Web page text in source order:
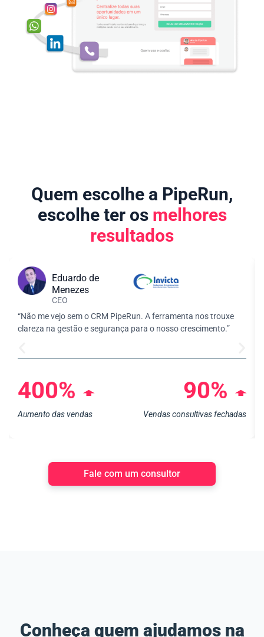
Quem escolhe a PipeRun,
escolhe ter os melhores
resultados
Eduardo de
Menezes
CEO
“Não me vejo sem o CRM PipeRun. A ferramenta nos trouxe
clareza na gestão e segurança para o nosso crescimento.”
400% ➧
Aumento das vendas
90% ➧
Vendas consultivas fechadas
Fale com um consultor
Conheça quem ajudamos na